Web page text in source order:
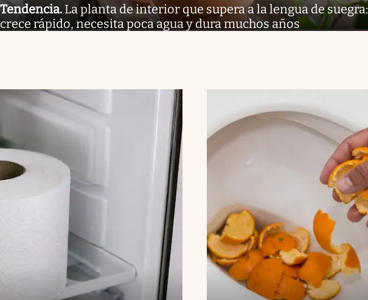
Tendencia. La planta de interior que supera a la lengua de suegra:
crece rápido, necesita poca agua y dura muchos años